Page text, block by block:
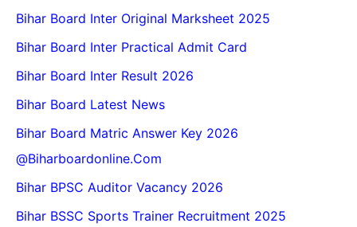
Bihar Board Inter Original Marksheet 2025
Bihar Board Inter Practical Admit Card
Bihar Board Inter Result 2026
Bihar Board Latest News
Bihar Board Matric Answer Key 2026
@biharboardonline.com
Bihar BPSC Auditor Vacancy 2026
Bihar BSSC Sports Trainer Recruitment 2025